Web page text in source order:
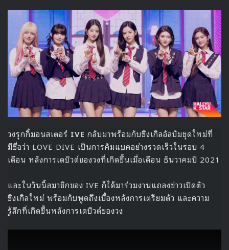
อัปเดตก่อนหน้านี้:
สมาชิกคนที่ 2 ของทีมเดบิวต์เกิร์ลกรุปวงใหม่ LE SSERAFIM
จาก Source Music ภายใต้การร่วมงานกับ HYBE ที่มี บังชีฮ
ยอก มารับหน้าที่เอ็กซ์คลูซีฟโปรดิวเซอร์ของวง โดยสมาชิกคนที่
บรรยากาศที่ดูสดใสมีชีวิตชีวา
คิมการัม